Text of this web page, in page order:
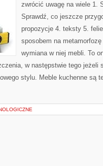
zwrócić uwagę na wiele 1.
Sprawdź, co jeszcze
propozycje 4. teksty 5.
sposobem na
wymiana w niej mebli. To
w następstwie tego jeżeli
stylu. Meble kuchenne są